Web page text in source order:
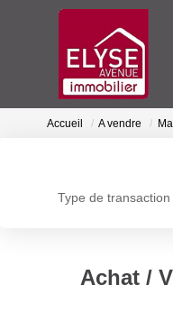
Accueil A vendre
Type de transaction
Achat /